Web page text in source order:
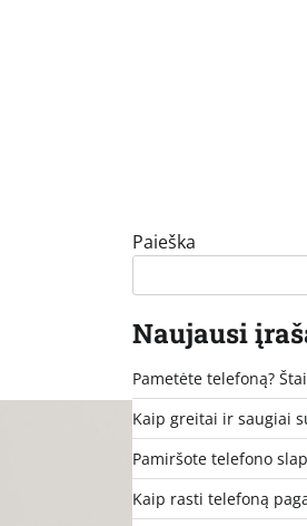
Paieška
Naujausi
Pametėte telefoną?
Kaip greitai ir saugiai
Pamiršote telefono
Kaip rasti telefoną